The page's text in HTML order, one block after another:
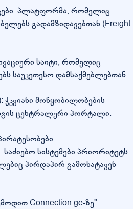
პლატფორმა, რომელიც
გადამზიდავებთან (Freight
საიტი, რომელიც
საუკეთესო დამსაქმებლებთან.
ჭკვიანი მოწყობილობების
ცენტრალური პორტალი.
სისტემები პრიორიტეტს
პირდაპირ გამოხატავენ
Connection.ge-ზე" —